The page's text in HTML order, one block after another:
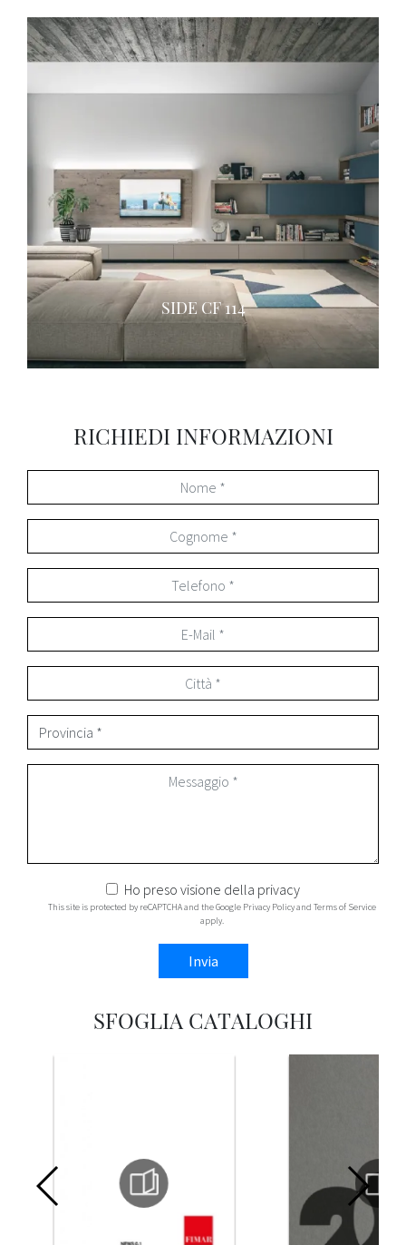
SIDE CF 114
RICHIEDI INFORMAZIONI
Ho preso visione della privacy
This site is protected by reCAPTCHA and the Google Privacy Policyand Terms of Service
apply.
Invia
SFOGLIA CATALOGHI